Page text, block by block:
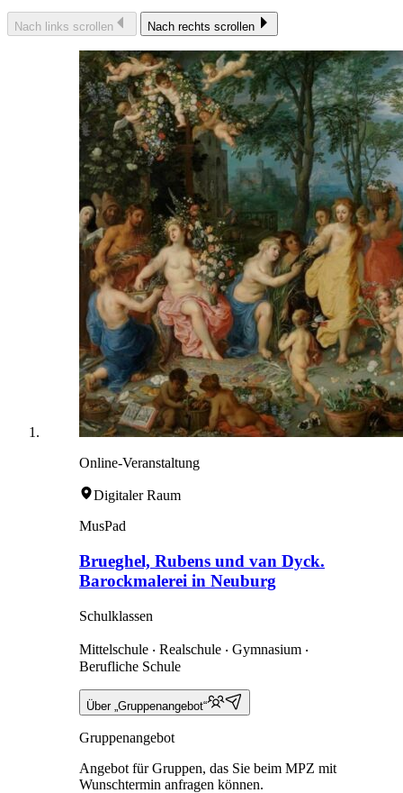
Nach links scrollen Nach rechts scrollen
Online-Veranstaltung
Digitaler Raum
MusPad
Brueghel, Rubens und van Dyck.
Barockmalerei in Neuburg
Schulklassen
Mittelschule ‧ Realschule ‧ Gymnasium ‧
Berufliche Schule
Über „Gruppenangebot“
Gruppenangebot
Angebot für Gruppen, das Sie beim MPZ mit
Wunschtermin anfragen können.